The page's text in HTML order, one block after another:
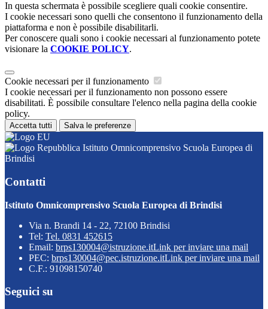
In questa schermata è possibile scegliere quali cookie consentire.
I cookie necessari sono quelli che consentono il funzionamento della
piattaforma e non è possibile disabilitarli.
Per conoscere quali sono i cookie necessari al funzionamento potete
visionare la COOKIE POLICY.
Cookie necessari per il funzionamento
I cookie necessari per il funzionamento non possono essere
disabilitati. È possibile consultare l'elenco nella pagina della cookie
policy.
Accetta tutti Salva le preferenze
Istituto Omnicomprensivo Scuola Europea di
Brindisi
Contatti
Istituto Omnicomprensivo Scuola Europea di Brindisi
Via n. Brandi 14 - 22, 72100 Brindisi
Tel: Tel. 0831 452615
Email: brps130004@istruzione.itLink per inviare una mail
PEC: brps130004@pec.istruzione.itLink per inviare una mail
C.F.: 91098150740
Seguici su